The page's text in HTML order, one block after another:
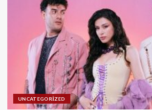
UNCATEGORIZED